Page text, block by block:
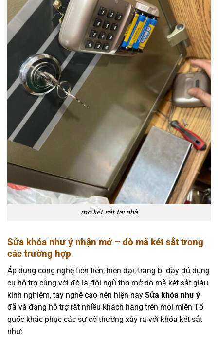
mở két sắt tại nhà
Sửa khóa như ý nhận mở – dò mã két sắt trong
các trường hợp
Áp dụng công nghệ tiên tiến, hiện đại, trang bị đầy đủ dụng
cụ hỗ trợ cùng với đó là đội ngũ thợ mở dò mã két sắt giàu
kinh nghiệm, tay nghề cao nên hiện nay Sửa khóa như ý
đã và đang hỗ trợ rất nhiều khách hàng trên mọi miền Tổ
quốc khắc phục các sự cố thường xảy ra với khóa két sắt
như: